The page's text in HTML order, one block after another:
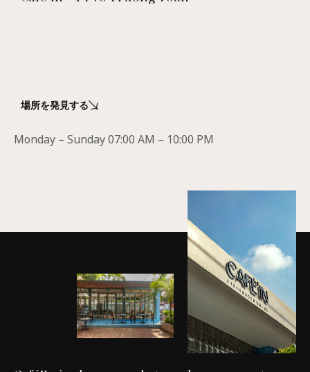
場所を発見する
Monday – Sunday 07:00 AM – 10:00 PM